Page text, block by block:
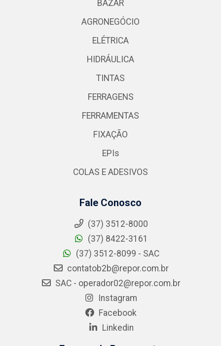
BAZAR
AGRONEGÓCIO
ELÉTRICA
HIDRÁULICA
TINTAS
FERRAGENS
FERRAMENTAS
FIXAÇÃO
EPIs
COLAS E ADESIVOS
Fale Conosco
(37) 3512-8000
(37) 8422-3161
(37) 3512-8099 - SAC
contatob2b@repor.com.br
SAC - operador02@repor.com.br
Instagram
Facebook
Linkedin